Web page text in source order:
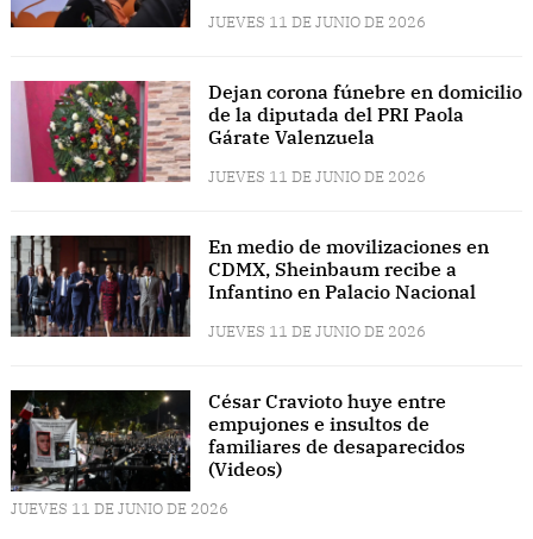
JUEVES 11 DE JUNIO DE 2026
Dejan corona fúnebre en domicilio
de la diputada del PRI Paola
Gárate Valenzuela
JUEVES 11 DE JUNIO DE 2026
En medio de movilizaciones en
CDMX, Sheinbaum recibe a
Infantino en Palacio Nacional
JUEVES 11 DE JUNIO DE 2026
César Cravioto huye entre
empujones e insultos de
familiares de desaparecidos
(Videos)
JUEVES 11 DE JUNIO DE 2026